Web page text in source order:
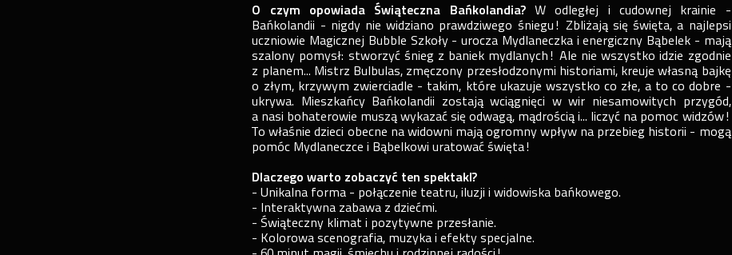
O czym opowiada Świąteczna Bańkolandia? W odległej i cudownej krainie -
Bańkolandii - nigdy nie widziano prawdziwego śniegu! Zbliżają się święta, a najlepsi
uczniowie Magicznej Bubble Szkoły - urocza Mydlaneczka i energiczny Bąbelek - mają
szalony pomysł: stworzyć śnieg z baniek mydlanych! Ale nie wszystko idzie zgodnie
z planem... Mistrz Bulbulas, zmęczony przesłodzonymi historiami, kreuje własną bajkę
o złym, krzywym zwierciadle - takim, które ukazuje wszystko co złe, a to co dobre -
ukrywa. Mieszkańcy Bańkolandii zostają wciągnięci w wir niesamowitych przygód,
a nasi bohaterowie muszą wykazać się odwagą, mądrością i... liczyć na pomoc widzów!
To właśnie dzieci obecne na widowni mają ogromny wpływ na przebieg historii - mogą
pomóc Mydlaneczce i Bąbelkowi uratować święta!
Dlaczego warto zobaczyć ten spektakl?
- Unikalna forma - połączenie teatru, iluzji i widowiska bańkowego.
- Interaktywna zabawa z dziećmi.
- Świąteczny klimat i pozytywne przesłanie.
- Kolorowa scenografia, muzyka i efekty specjalne.